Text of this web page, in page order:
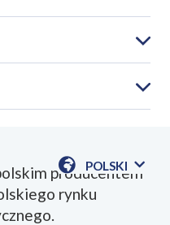
POLSKI
POKAŻ
producentem
rynku